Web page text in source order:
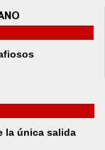
la única salida